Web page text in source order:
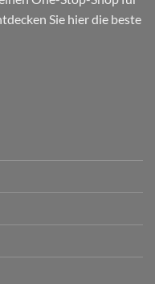
Sie hier die beste